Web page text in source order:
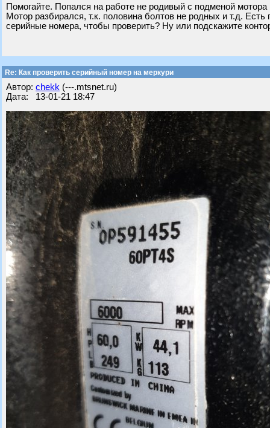
Помогайте. Попался на работе не родивый с подменой
Мотор разбирался, т.к. половина болтов не родных и т.д.
серийные номера, чтобы проверить? Ну или подскажите
Re: Как проверить серийный номер на меркури
Автор: chekk (---.mtsnet.ru)
Дата: 13-01-21 18:47